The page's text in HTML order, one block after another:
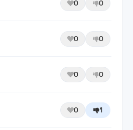
0 0
0 0
0 0
0 1